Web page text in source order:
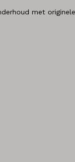
met